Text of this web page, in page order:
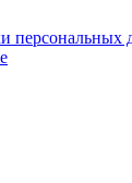
персональных